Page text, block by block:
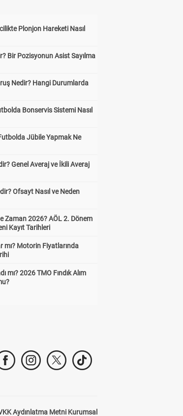
Plonjon Hareketi Nasıl
Bir Pozisyonun Asist Sayılma
Nedir? Hangi Durumlarda
Bonservis Sistemi Nasıl
Jübile Yapmak Ne
Genel Averaj ve İkili Averaj
Ofsayt Nasıl ve Neden
Zaman 2026? AÖL 2. Dönem
Kayıt Tarihleri
mı? Motorin Fiyatlarında
mı? 2026 TMO Fındık Alım
Aydınlatma Metni Kurumsal